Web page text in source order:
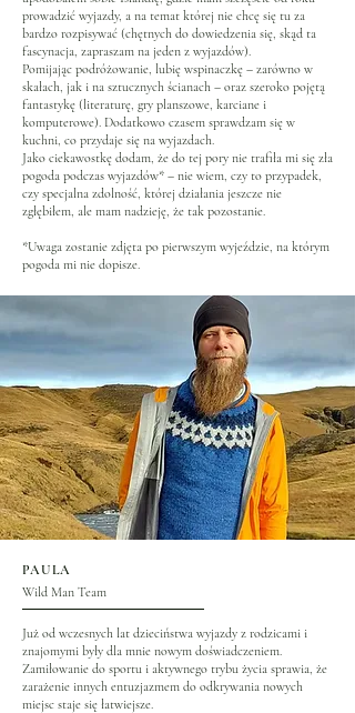
prowadzić wyjazdy, a na temat której nie chcę się tu za
bardzo rozpisywać (chętnych do dowiedzenia się, skąd ta
fascynacja, zapraszam na jeden z wyjazdów).
Pomijając podróżowanie, lubię wspinaczkę – zarówno w
skałach, jak i na sztucznych ścianach – oraz szeroko pojętą
fantastykę (literaturę, gry planszowe, karciane i
komputerowe). Dodatkowo czasem sprawdzam się w
kuchni, co przydaje się na wyjazdach.
Jako ciekawostkę dodam, że do tej pory nie trafiła mi się zła
pogoda podczas wyjazdów* – nie wiem, czy to przypadek,
czy specjalna zdolność, której działania jeszcze nie
zgłębiłem, ale mam nadzieję, że tak pozostanie.
*Uwaga zostanie zdjęta po pierwszym wyjeździe, na którym
pogoda mi nie dopisze.
PAULA
Wild Man Team
Już od wczesnych lat dzieciństwa wyjazdy z rodzicami i
znajomymi były dla mnie nowym doświadczeniem.
Zamiłowanie do sportu i aktywnego trybu życia sprawia, że
zarażenie innych entuzjazmem do odkrywania nowych
miejsc staje się łatwiejsze.